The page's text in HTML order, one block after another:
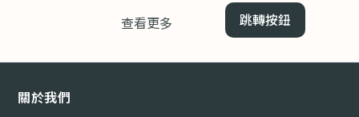
查看更多
跳轉按鈕
關於我們